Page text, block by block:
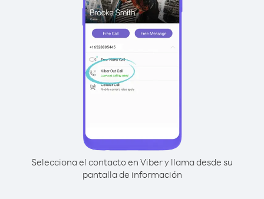
Selecciona el contacto en Viber y llama desde su
pantalla de información